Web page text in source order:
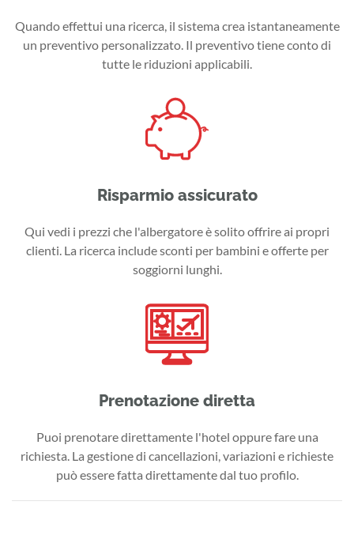
Quando effettui una ricerca, il sistema crea istantaneamente
un preventivo personalizzato. Il preventivo tiene conto di
tutte le riduzioni applicabili.
Risparmio assicurato
Qui vedi i prezzi che l'albergatore è solito offrire ai propri
clienti. La ricerca include sconti per bambini e offerte per
soggiorni lunghi.
Prenotazione diretta
Puoi prenotare direttamente l'hotel oppure fare una
richiesta. La gestione di cancellazioni, variazioni e richieste
può essere fatta direttamente dal tuo profilo.